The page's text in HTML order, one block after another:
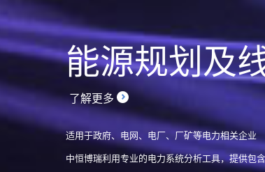
能源规划及
了解更多
适用于政府、电网、电厂、厂矿等电力相关企业
中恒博瑞利用专业的电力系统分析工具，提供包